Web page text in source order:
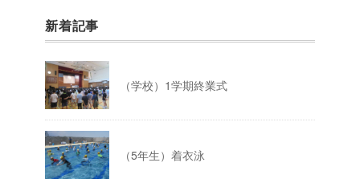
新着記事
（学校）1学期終業式
（5年生）着衣泳